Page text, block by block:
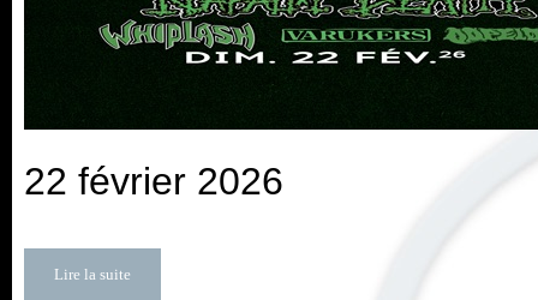
22 février 2026
Lire la suite